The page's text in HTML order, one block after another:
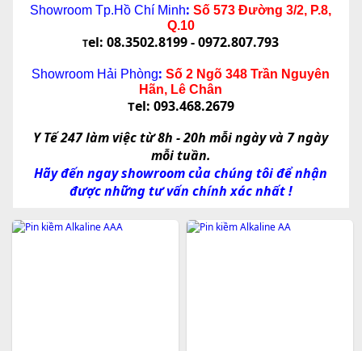
Showroom Tp.Hồ Chí Minh: Số 573 Đường 3/2, P.8,
Q.10
Tel: 08.3502.8199 - 0972.807.793
Showroom Hải Phòng: Số 2 Ngõ 348 Trần Nguyên
Hãn, Lê Chân
Tel: 093.468.2679
Y Tế 247 làm việc từ 8h - 20h mỗi ngày và 7 ngày
mỗi tuần.
Hãy đến ngay showroom của chúng tôi để nhận
được những tư vấn chính xác nhất !